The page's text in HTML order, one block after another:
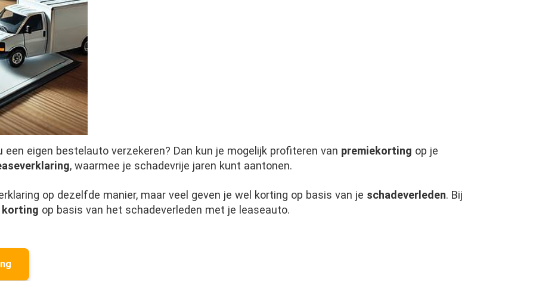
een eigen bestelauto verzekeren? Dan kun je mogelijk profiteren van premiekorting op je
, waarmee je schadevrije jaren kunt aantonen.
op dezelfde manier, maar veel geven je wel korting op basis van je schadeverleden. Bij
korting op basis van het schadeverleden met je leaseauto.